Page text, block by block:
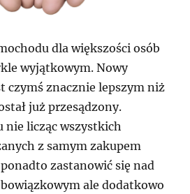
dla większości osób
wyjątkowym. Nowy
czymś znacznie lepszym niż
już przesądzony.
nie licząc wszystkich
z samym zakupem
zastanowić się nad
ale dodatkowo